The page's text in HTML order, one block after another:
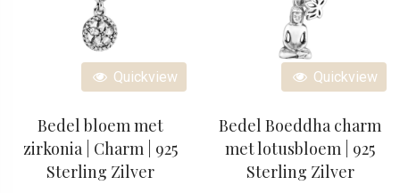
Quickview
Bedel bloem met
zirkonia | Charm | 925
Sterling Zilver
Quickview
Bedel Boeddha charm
met lotusbloem | 925
Sterling Zilver